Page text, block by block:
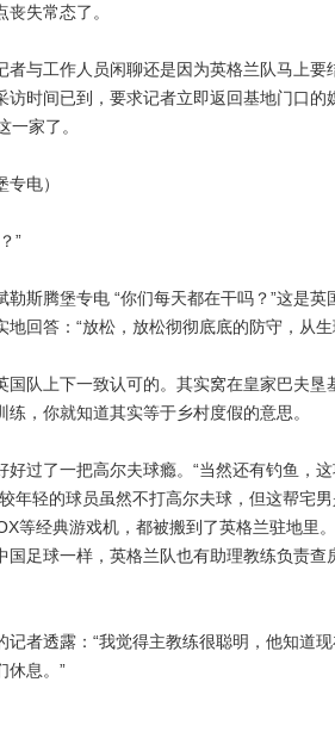
失常态了。
工作人员闲聊还是因为英格兰队马上要
访时间已到，要求记者立即返回基地门口
一家了。
电）
”
腾堡专电 “你们每天都在干吗？”这是英
地回答：“放松，放松彻彻底底的防守，从
上下一致认可的。其实窝在皇家巴夫垦
，你就知道其实等于乡村度假的意思。
了一把高尔夫球瘾。“当然还有钓鱼，这
年轻的球员虽然不打高尔夫球，但这帮宅
等经典游戏机，都被搬到了英格兰驻地里
国足球一样，英格兰队也有助理教练负责查
透露：“我觉得主教练很聪明，他知道现
休息。”